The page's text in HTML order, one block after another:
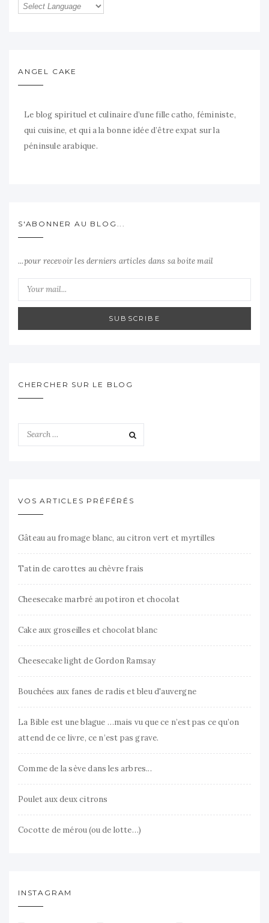
ANGEL CAKE
Le blog spirituel et culinaire d’une fille catho, féministe,
qui cuisine, et qui a la bonne idée d’être expat sur la
péninsule arabique.
S'ABONNER AU BLOG...
...pour recevoir les derniers articles dans sa boite mail
SUBSCRIBE
CHERCHER SUR LE BLOG
VOS ARTICLES PRÉFÉRÉS
Gâteau au fromage blanc, au citron vert et myrtilles
Tatin de carottes au chèvre frais
Cheesecake marbré au potiron et chocolat
Cake aux groseilles et chocolat blanc
Cheesecake light de Gordon Ramsay
Bouchées aux fanes de radis et bleu d'auvergne
La Bible est une blague …mais vu que ce n’est pas ce qu’on
attend de ce livre, ce n’est pas grave.
Comme de la sève dans les arbres...
Poulet aux deux citrons
Cocotte de mérou (ou de lotte…)
INSTAGRAM